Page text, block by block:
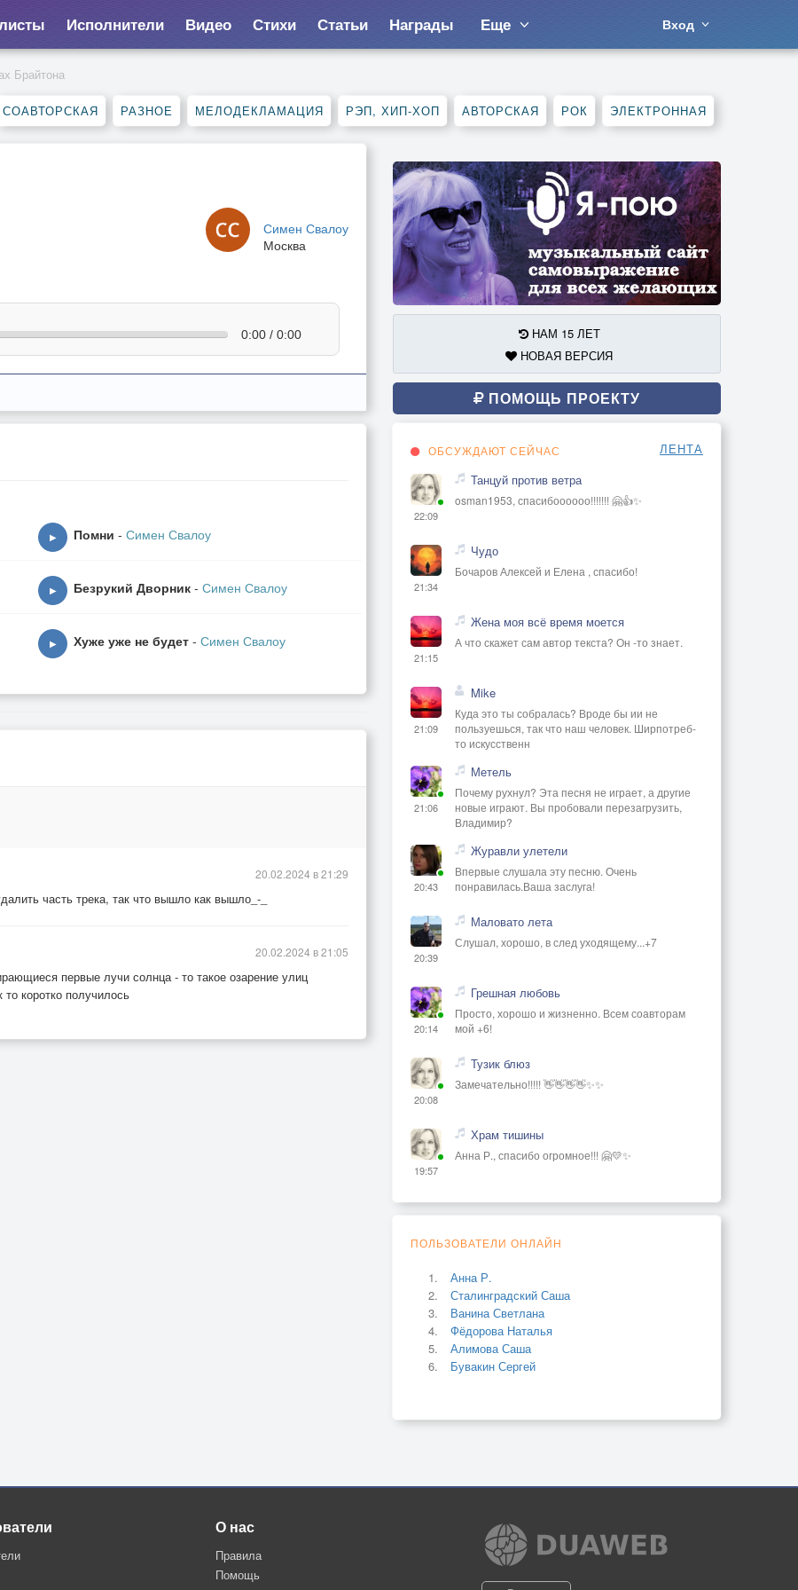
Исполнители Видео Стихи Статьи Награды Еще Вход
Брайтона
СОАВТОРСКАЯ РАЗНОЕ МЕЛОДЕКЛАМАЦИЯ РЭП, ХИП-ХОП АВТОРСКАЯ РОК ЭЛЕКТРОННАЯ
Симен Свалоу
Москва
0:00 / 0:00
▶ Помни - Симен Свалоу
▶ Безрукий Дворник - Симен Свалоу
▶ Хуже уже не будет - Симен Свалоу
часть трека, так что вышло как вышло_-_
20.02.2024 в 21:29
первые лучи солнца - то такое озарение улиц
коротко получилось
20.02.2024 в 21:05
НАМ 15 ЛЕТ
НОВАЯ ВЕРСИЯ
ПОМОЩЬ ПРОЕКТУ
ОБСУЖДАЮТ СЕЙЧАС ЛЕНТА
22:09
Танцуй против ветра
osman1953, спасибоооооо!!!!!!! 🤗👍✨
21:34
Чудо
Бочаров Алексей и Елена , спасибо!
21:15
Жена моя всё время моется
А что скажет сам автор текста? Он -то знает.
21:09
Mike
Куда это ты собралась? Вроде бы ии не
пользуешься, так что наш человек. Ширпотреб-
то искусственн
21:06
Метель
Почему рухнул? Эта песня не играет, а другие
новые играют. Вы пробовали перезагрузить,
Владимир?
20:43
Журавли улетели
Впервые слушала эту песню. Очень
понравилась.Ваша заслуга!
20:39
Маловато лета
Слушал, хорошо, в след уходящему...+7
20:14
Грешная любовь
Просто, хорошо и жизненно. Всем соавторам
мой +6!
20:08
Тузик блюз
Замечательно!!!!! 👋👋👋👋✨✨
19:57
Храм тишины
Анна Р., спасибо огромное!!! 🤗💛✨
ПОЛЬЗОВАТЕЛИ ОНЛАЙН
Анна Р.
Сталинградский Саша
Ванина Светлана
Фёдорова Наталья
Алимова Саша
Бувакин Сергей
О нас
Правила
Помощь